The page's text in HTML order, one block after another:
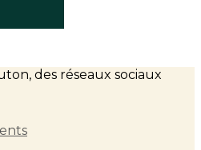
des réseaux sociaux